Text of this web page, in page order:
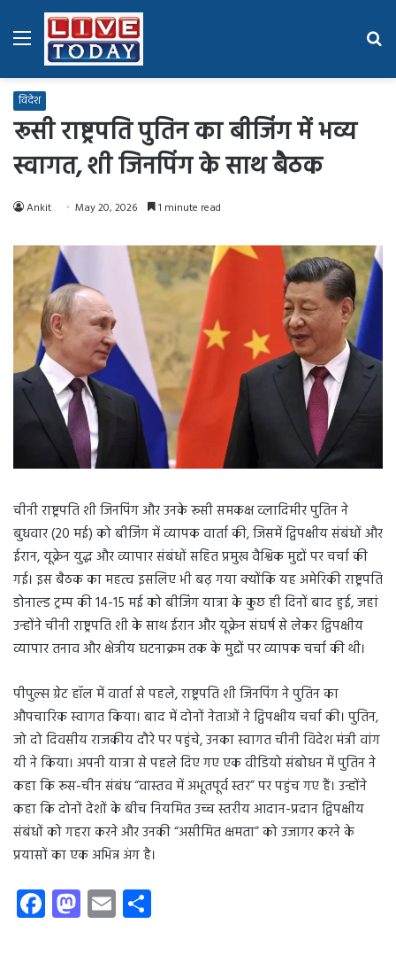
Menu
विदेश
रूसी राष्ट्रपति पुतिन का बीजिंग में भव्य
स्वागत, शी जिनपिंग के साथ बैठक
Ankit May 20, 2026 1 minute read
चीनी राष्ट्रपति शी जिनपिंग और उनके रूसी समकक्ष व्लादिमीर पुतिन ने
बुधवार (20 मई) को बीजिंग में व्यापक वार्ता की, जिसमें द्विपक्षीय संबंधों और
ईरान, यूक्रेन युद्ध और व्यापार संबंधों सहित प्रमुख वैश्विक मुद्दों पर चर्चा की
गई। इस बैठक का महत्व इसलिए भी बढ़ गया क्योंकि यह अमेरिकी राष्ट्रपति
डोनाल्ड ट्रम्प की 14-15 मई को बीजिंग यात्रा के कुछ ही दिनों बाद हुई, जहां
उन्होंने चीनी राष्ट्रपति शी के साथ ईरान और यूक्रेन संघर्ष से लेकर द्विपक्षीय
व्यापार तनाव और क्षेत्रीय घटनाक्रम तक के मुद्दों पर व्यापक चर्चा की थी।
पीपुल्स ग्रेट हॉल में वार्ता से पहले, राष्ट्रपति शी जिनपिंग ने पुतिन का
औपचारिक स्वागत किया। बाद में दोनों नेताओं ने द्विपक्षीय चर्चा की। पुतिन,
जो दो दिवसीय राजकीय दौरे पर पहुंचे, उनका स्वागत चीनी विदेश मंत्री वांग
यी ने किया। अपनी यात्रा से पहले दिए गए एक वीडियो संबोधन में पुतिन ने
कहा कि रूस-चीन संबंध “वास्तव में अभूतपूर्व स्तर” पर पहुंच गए हैं। उन्होंने
कहा कि दोनों देशों के बीच नियमित उच्च स्तरीय आदान-प्रदान द्विपक्षीय
संबंधों को गहरा करने और उनकी “असीमित क्षमता” को उजागर करने के
प्रयासों का एक अभिन्न अंग है।
Fa
ce
M
as
E
m